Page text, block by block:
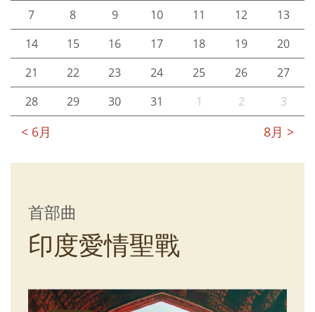
< 6月 8月 >
7
8 9 10 11 12
13
14
15 16 17 18 19
20
21
22 23 24 25 26
27
28
29 30 31 1 2 3
首部曲
印度愛情聖戰